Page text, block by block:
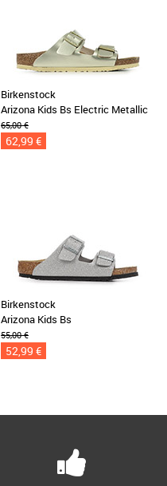
Birkenstock
Arizona Kids Bs Electric Metallic
65,00 €
62,99 €
Birkenstock
Arizona Kids Bs
55,00 €
52,99 €